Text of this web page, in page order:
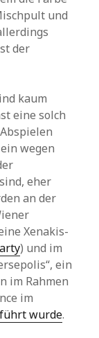
und
der
kaum
eine solch
wegen
eher
an der
Xenakis-
) und im
ein
im Rahmen
im
wurde.